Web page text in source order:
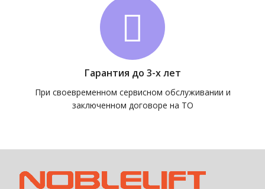
Гарантия до 3-х лет
При своевременном сервисном обслуживании и
заключенном договоре на ТО